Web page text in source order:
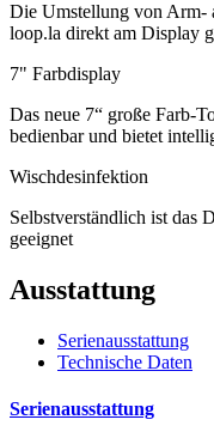
Die Umstellung von
loop.la direkt am Display
7" Farbdisplay
Das neue 7“ große Farb-
bedienbar und bietet
Wischdesinfektion
Selbstverständlich ist das
geeignet
Ausstattung
Serienausstattung
Technische Daten
Serienausstattung